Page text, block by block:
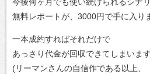
今後何ヶ月でも使い続けられるシナ
無料レポートが、3000円で手に入り
一本成約すればそれだけで
あっさり代金が回収できてしまいます
(リーマンさんの自信作である以上、